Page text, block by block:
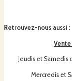
Il est
Retrouvez-nous aussi :
Jeudis et
Mercredis et